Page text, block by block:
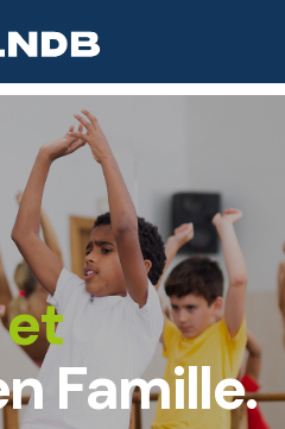
et
Famille.